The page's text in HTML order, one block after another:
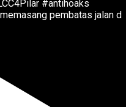
pembatas jalan d